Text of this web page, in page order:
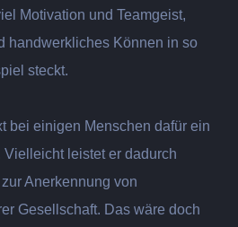
Motivation und Teamgeist,
handwerkliches Können in so
steckt.
bei einigen Menschen dafür ein
leistet er dadurch
Anerkennung von
Gesellschaft. Das wäre doch